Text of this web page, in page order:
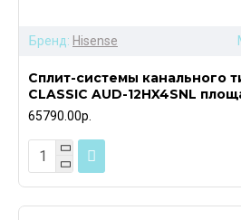
Бренд: Hisense
Сплит-системы канального
CLASSIC AUD-12HX4SNL
65790.00р.